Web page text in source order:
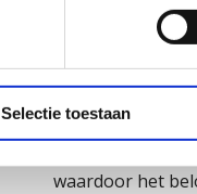
Selectie toestaan
In ons platform
ondersteunende
de patiënt in
waardoor het